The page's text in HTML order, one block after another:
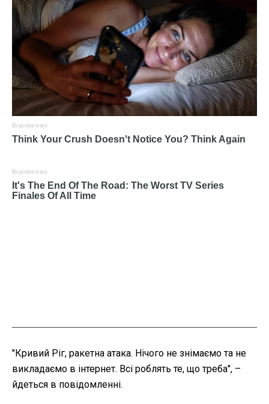
"Кривий Ріг, ракетна атака. Нічого не знімаємо та не
викладаємо в інтернет. Всі роблять те, що треба", –
йдеться в повідомленні.